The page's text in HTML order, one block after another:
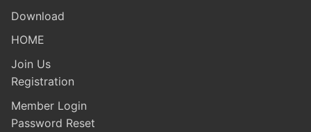
Download
HOME
Join Us
Registration
Member Login
Password Reset